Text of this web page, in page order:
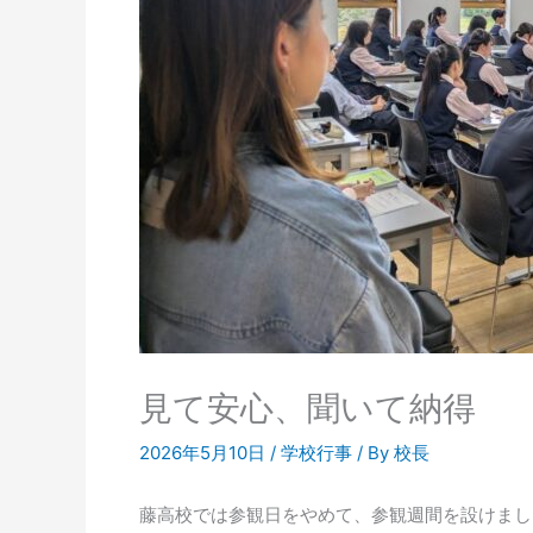
見て安心、聞いて納得
2026年5月10日 / 学校行事 / By 校長
藤高校では参観日をやめて、参観週間を設けま